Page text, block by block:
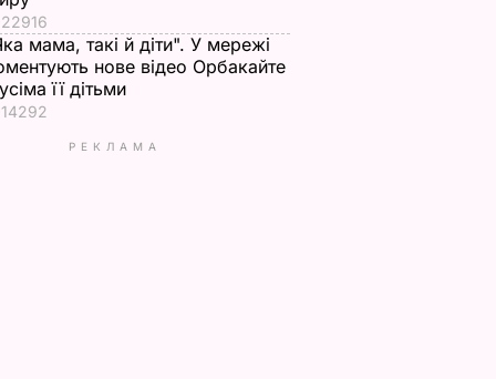
22916
мама, такі й діти". У мережі
нове відео Орбакайте
її дітьми
14292
РЕКЛАМА